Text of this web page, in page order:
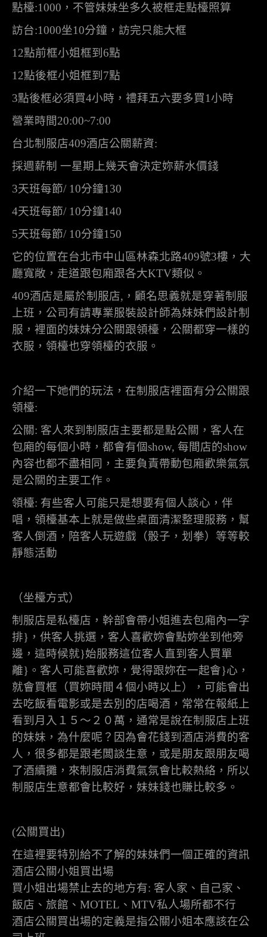
點檯:1000 ，不管妹妹坐多久被框走點檯照算
訪台:1000坐10分鐘，訪完只能大框
12點前框小姐框到 6點
12點後框小姐框到 7點
3點後框必須買4小時，禮拜五六要多買1小時
營業時間20:00~7:00
台北制服店409酒店公關薪資:
採週薪制 一星期上幾天會決定妳薪水價錢
3天班每節/ 10分鐘130
4天班每節/ 10分鐘140
5天班每節/ 10分鐘150
它的位置在台北市中山區林森北路409號3樓，大
廳寬敞，走道跟包廂跟各大KTV類似。
409酒店是屬於制服店, ，顧名思義就是穿著制服
上班，公司有請專業服裝設計師為妹妹們設計制
服，裡面的妹妹分公關跟領檯，公關都穿一樣的
衣服，領檯也穿領檯的衣服。
介紹一下她們的玩法，在制服店裡面有分公關跟
領檯:
公關: 客人來到制服店主要都是點公關，客人在
包廂的每個小時，都會有個show, 每間店的show
內容也都不盡相同，主要負責帶動包廂歡樂氣氛
是公關的主要工作。
領檯: 有些客人可能只是想要有個人談心，伴
唱，領檯基本上就是做些桌面清潔整理服務，幫
客人倒酒，陪客人玩遊戲（骰子，划拳）等等較
靜態活動
（坐檯方式）
制服店是私檯店，幹部會帶小姐進去包廂內一字
排} ，供客人挑選，客人喜歡妳會點妳坐到他旁
邊，這時候就}始服務這位客人直到客人買單
離} 。客人可能喜歡妳，覺得跟妳在一起會}心，
就會買框（買妳時間４個小時以上），可能會出
去吃飯看電影或是去別的店喝酒，常常在報紙上
看到月入１５～２０萬，通常是說在制服店上班
的妹妹，為什麼呢？因為會花錢到酒店消費的客
人，很多都是跟老闆談生意，或是朋友跟朋友喝
了酒續攤，來制服店消費氣氛會比較熱絡，所以
制服店生意都會比較好，妹妹錢也賺比較多。
(公關買出)
在這裡要特別給不了解的妹妹們一個正確的資訊
酒店公關小姐買出場
買小姐出場禁止去的地方有: 客人家、自己家、
飯店、旅館、 MOTEL 、 MTV私人場所都不行
酒店公關買出場的定義是指公關小姐本應該在公